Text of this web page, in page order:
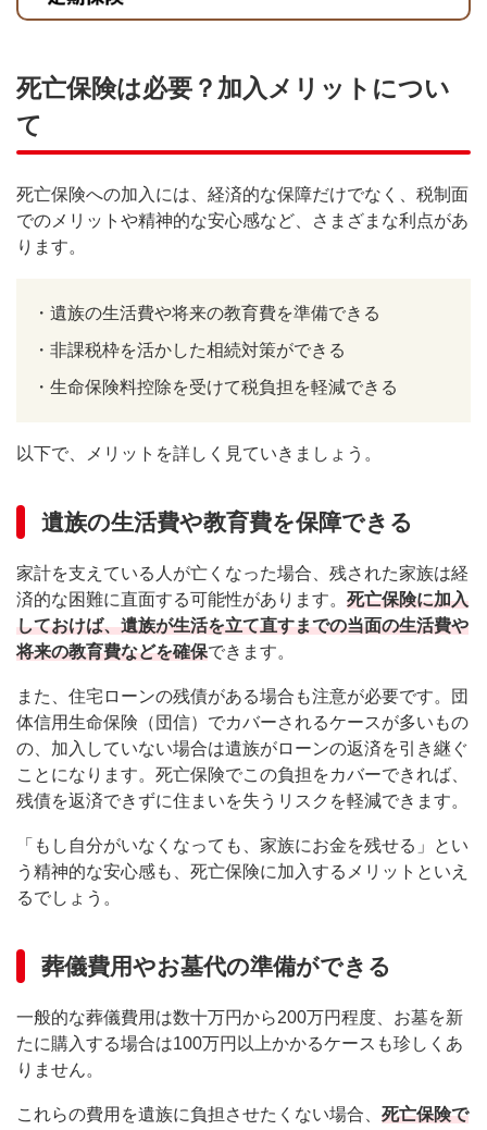
死亡保険は必要？加入メリットについ
て
死亡保険への加入には、経済的な保障だけでなく、税制面
でのメリットや精神的な安心感など、さまざまな利点があ
ります。
・ 遺族の生活費や将来の教育費を準備できる
・ 非課税枠を活かした相続対策ができる
・ 生命保険料控除を受けて税負担を軽減できる
以下で、メリットを詳しく見ていきましょう。
遺族の生活費や教育費を保障できる
家計を支えている人が亡くなった場合、残された家族は経
済的な困難に直面する可能性があります。 死亡保険に加入
しておけば、遺族が生活を立て直すまでの当面の生活費や
将来の教育費などを確保できます。
また、住宅ローンの残債がある場合も注意が必要です。団
体信用生命保険（団信）でカバーされるケースが多いもの
の、加入していない場合は遺族がローンの返済を引き継ぐ
ことになります。死亡保険でこの負担をカバーできれば、
残債を返済できずに住まいを失うリスクを軽減できます。
「もし自分がいなくなっても、家族にお金を残せる」とい
う精神的な安心感も、死亡保険に加入するメリットといえ
るでしょう。
葬儀費用やお墓代の準備ができる
一般的な葬儀費用は数十万円から200万円程度、お墓を新
たに購入する場合は100万円以上かかるケースも珍しくあ
りません。
これらの費用を遺族に負担させたくない場合、 死亡保険で